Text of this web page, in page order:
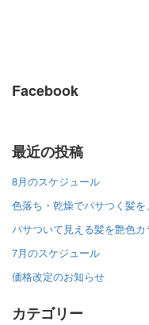
Facebook
最近の投稿
8月のスケジュール
色落ち・乾燥でパサつく髪
パサついて見える髪を艶色カ
7月のスケジュール
価格改定のお知らせ
カテゴリー